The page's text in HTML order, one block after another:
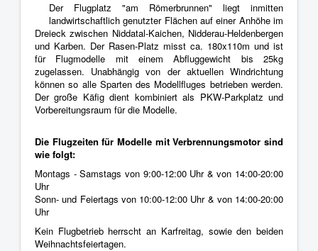
Der Flugplatz "am Römerbrunnen" liegt inmitten
landwirtschaftlich genutzter Flächen auf einer Anhöhe im
Dreieck zwischen Niddatal-Kaichen, Nidderau-Heldenbergen
und Karben. Der Rasen-Platz misst ca. 180x110m und ist
für Flugmodelle mit einem Abfluggewicht bis 25kg
zugelassen. Unabhängig von der aktuellen Windrichtung
können so alle Sparten des Modellfluges betrieben werden.
Der große Käfig dient kombiniert als PKW-Parkplatz und
Vorbereitungsraum für die Modelle.
Die Flugzeiten für Modelle mit Verbrennungsmotor sind
wie folgt:
Montags - Samstags von 9:00-12:00 Uhr & von 14:00-20:00
Uhr
Sonn- und Feiertags von 10:00-12:00 Uhr & von 14:00-20:00
Uhr
Kein Flugbetrieb herrscht an Karfreitag, sowie den beiden
Weihnachtsfeiertagen.